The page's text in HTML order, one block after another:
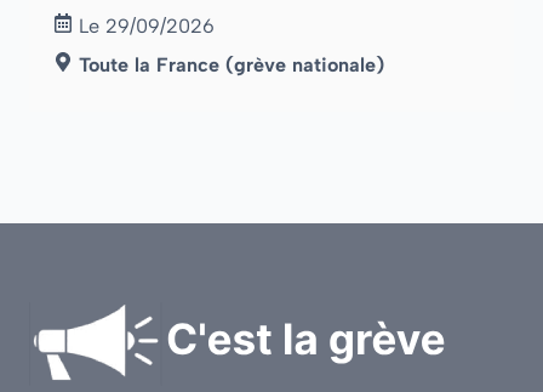
Le 29/09/2026
Toute la France (grève nationale)